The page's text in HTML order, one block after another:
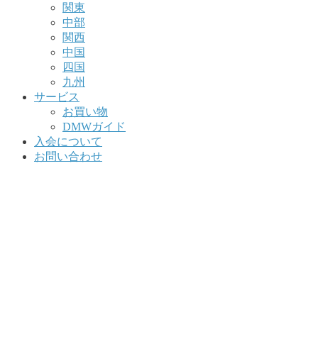
関東
中部
関西
中国
四国
九州
サービス
お買い物
DMWガイド
入会について
お問い合わせ